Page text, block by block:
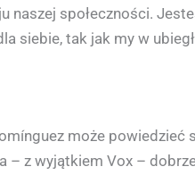
naszej społeczności.
siebie, tak jak my w
może powiedzieć
z wyjątkiem Vox – dobrze